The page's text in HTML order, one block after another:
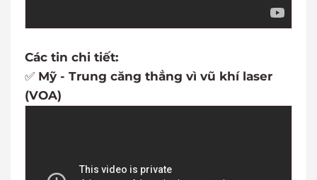
Các tin chi tiết:
✅ Mỹ - Trung căng thẳng vì vũ khí laser
(VOA)